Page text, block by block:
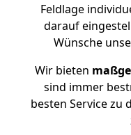
Feldlage
darauf
Wünsche
Wir bieten
sind immer
besten Service zu